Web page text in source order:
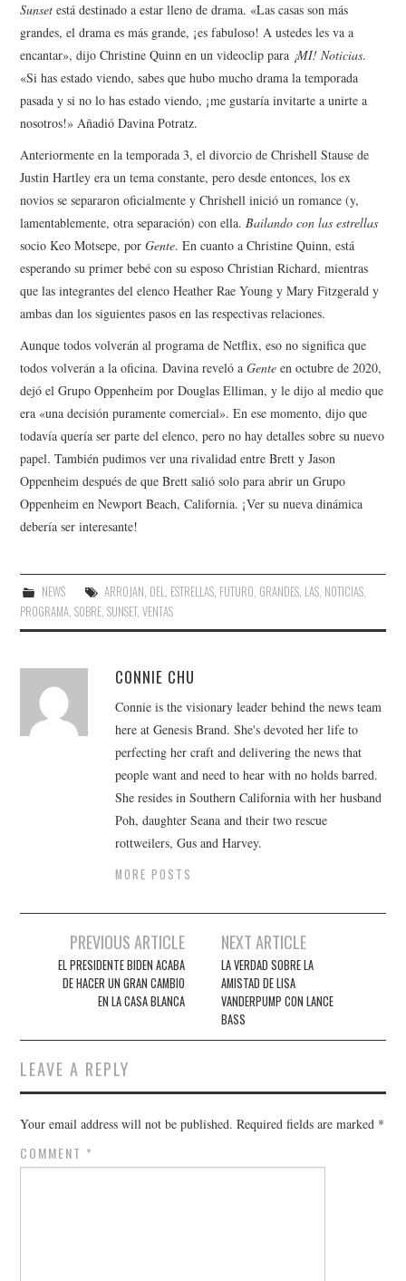
Sunset está destinado a estar lleno de drama. «Las casas son más
grandes, el drama es más grande, ¡es fabuloso! A ustedes les va a
encantar», dijo Christine Quinn en un videoclip para ¡MI! Noticias.
«Si has estado viendo, sabes que hubo mucho drama la temporada
pasada y si no lo has estado viendo, ¡me gustaría invitarte a unirte a
nosotros!» Añadió Davina Potratz.
Anteriormente en la temporada 3, el divorcio de Chrishell Stause de
Justin Hartley era un tema constante, pero desde entonces, los ex
novios se separaron oficialmente y Chrishell inició un romance (y,
lamentablemente, otra separación) con ella.Bailando con las estrellas
socio Keo Motsepe, porGente. En cuanto a Christine Quinn, está
esperando su primer bebé con su esposo Christian Richard, mientras
que las integrantes del elenco Heather Rae Young y Mary Fitzgerald y
ambas dan los siguientes pasos en las respectivas relaciones.
Aunque todos volverán al programa de Netflix, eso no significa que
todos volverán a la oficina. Davina reveló aGente en octubre de 2020,
dejó el Grupo Oppenheim por Douglas Elliman, y le dijo al medio que
era «una decisión puramente comercial». En ese momento, dijo que
todavía quería ser parte del elenco, pero no hay detalles sobre su nuevo
papel. También pudimos ver una rivalidad entre Brett y Jason
Oppenheim después de que Brett salió solo para abrir un Grupo
Oppenheim en Newport Beach, California. ¡Ver su nueva dinámica
debería ser interesante!
NEWS ARROJAN, DEL, ESTRELLAS, FUTURO, GRANDES, LAS, NOTICIAS,
PROGRAMA,SOBRE,SUNSET,VENTAS
CONNIE CHU
Connie is the visionary leader behind the news team
here at Genesis Brand. She's devoted her life to
perfecting her craft and delivering the news that
people want and need to hear with no holds barred.
She resides in Southern California with her husband
Poh, daughter Seana and their two rescue
rottweilers, Gus and Harvey.
MORE POSTS
navigation
PREVIOUS ARTICLE
EL PRESIDENTE BIDEN ACABA
DE HACER UN GRAN CAMBIO
EN LA CASA BLANCA
NEXT ARTICLE
LA VERDAD SOBRE LA
AMISTAD DE LISA
VANDERPUMP CON LANCE
BASS
LEAVE A REPLY
Your email address will not be published. Required fields are marked *
COMMENT *